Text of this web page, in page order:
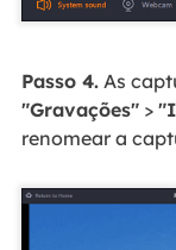
Passo 4.As
"Gravações">
renomear a